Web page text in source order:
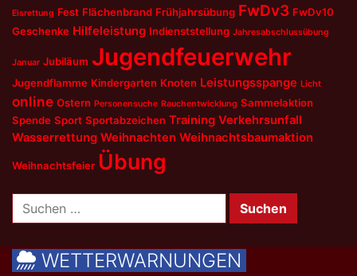
Eisrettung Fest Flächenbrand Frühjahrsübung FwDv3 FwDv10
Geschenke Hilfeleistung Indienststellung Jahresabschlussübung
Januar Jubiläum Jugendfeuerwehr
Jugendflamme Kindergarten Knoten Leistungsspange Licht
online Ostern Personensuche Rauchentwicklung Sammelaktion
Spende Sport Sportabzeichen Training Verkehrsunfall
Wasserrettung Weihnachten Weihnachtsbaumaktion
Weihnachtsfeier Übung
Suchen
nach:
WETTERWARNUNGEN